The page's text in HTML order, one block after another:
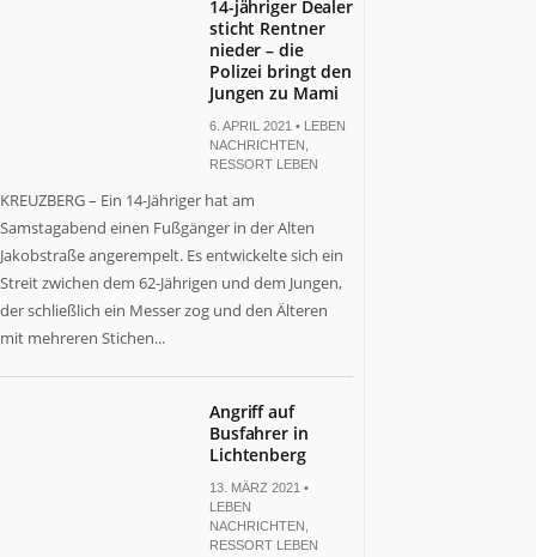
14-jähriger Dealer
sticht Rentner
nieder – die
Polizei bringt den
Jungen zu Mami
6. APRIL 2021 • LEBEN
NACHRICHTEN
RESSORT LEBEN
KREUZBERG – Ein 14-Jähriger hat am
Samstagabend einen Fußgänger in der Alten
Jakobstraße angerempelt. Es entwickelte sich ein
Streit zwichen dem 62-Jährigen und dem Jungen,
der schließlich ein Messer zog und den Älteren
mit mehreren Stichen...
Angriff auf
Busfahrer in
Lichtenberg
13. MÄRZ 2021 •
LEBEN
NACHRICHTEN
RESSORT LEBEN